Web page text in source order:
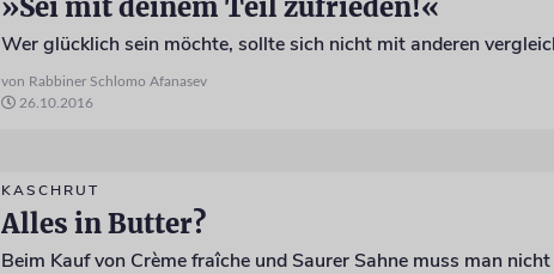
»Sei mit deinem Teil zufrieden!«
Wer glücklich sein möchte, sollte sich nicht mit anderen
von Rabbiner Schlomo Afanasev
26.10.2016
KASCHRUT
Alles in Butter?
Beim Kauf von Crème fraîche und Saurer Sahne muss man